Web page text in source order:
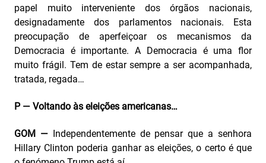
papel muito interveniente dos órgãos nacionais,
designadamente dos parlamentos nacionais. Esta
preocupação de aperfeiçoar os mecanismos da
Democracia é importante. A Democracia é uma flor
muito frágil. Tem de estar sempre a ser acompanhada,
tratada, regada…
P — Voltando às eleições americanas…
GOM — Independentemente de pensar que a senhora
Hillary Clinton poderia ganhar as eleições, o certo é que